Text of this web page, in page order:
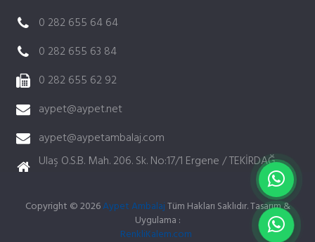
0 282 655 64 64
0 282 655 63 84
0 282 655 62 92
aypet@aypet.net
aypet@aypetambalaj.com
Ulaş O.S.B. Mah. 206. Sk. No:17/1 Ergene / TEKİRDAĞ
Copyright © 2026Aypet AmbalajTüm Hakları Saklıdır. Tasarım &
Uygulama :
çorlu web tasarım